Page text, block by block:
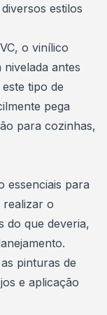
estilos
o vinílico
antes
tipo de
pega
para cozinhas,
essenciais para
realizar o
do que deveria,
pinturas de
e aplicação